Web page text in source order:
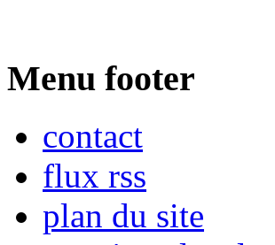
Menu footer
contact
flux rss
plan du site